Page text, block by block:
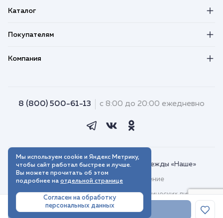
В корзину
Каталог
Покупателям
Компания
8 (800) 500-61-13 с 8:00 до 20:00 ежедневно
© 2018–2026. Интернет-магазин одежды «Наше»
Пользовательское соглашение
Договор присоединения для юридических лиц
Политика обработки персональных данных
Мы используем cookie и Яндекс Метрику,
чтобы сайт работал быстрее и лучше.
Вы можете прочитать об этом
подробнее на отдельной странице
Согласен на обработку
персональных данных